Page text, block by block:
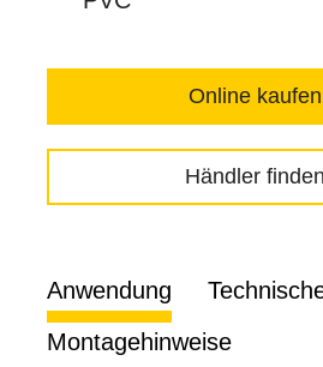
Online kaufen
Händler finden
Anwendung
Montagehinweise